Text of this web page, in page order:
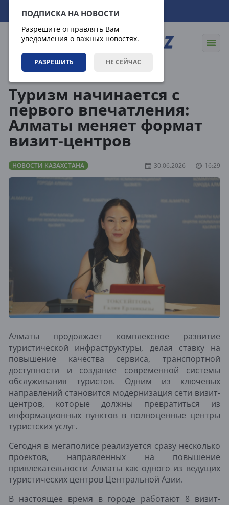
ПОДПИСКА НА НОВОСТИ
Разрешите отправлять Вам
уведомления о важных новостях.
РАЗРЕШИТЬ НЕ СЕЙЧАС
07.08.2026 10:56:35
Туризм начинается с
первого впечатления:
Алматы меняет формат
визит-центров
НОВОСТИ КАЗАХСТАНА 30.06.2026 16:29
Алматы продолжает комплексное развитие
туристической инфраструктуры, делая ставку на
повышение качества сервиса, транспортной
доступности и создание современной системы
обслуживания туристов. Одним из ключевых
направлений становится модернизация сети визит-
центров, которые должны превратиться из
информационных пунктов в полноценные центры
туристских услуг.
Сегодня в мегаполисе реализуется сразу несколько
проектов, направленных на повышение
привлекательности Алматы как одного из ведущих
туристических центров Центральной Азии.
В настоящее время в городе работают 8 визит-